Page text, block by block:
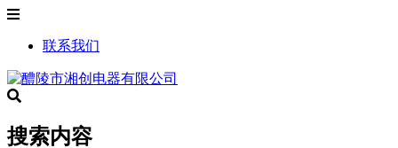
联系我们
搜索内容